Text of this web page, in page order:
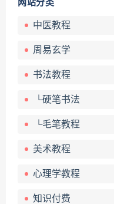
网站分类
中医教程
周易玄学
书法教程
└硬笔书法
└毛笔教程
美术教程
心理学教程
知识付费